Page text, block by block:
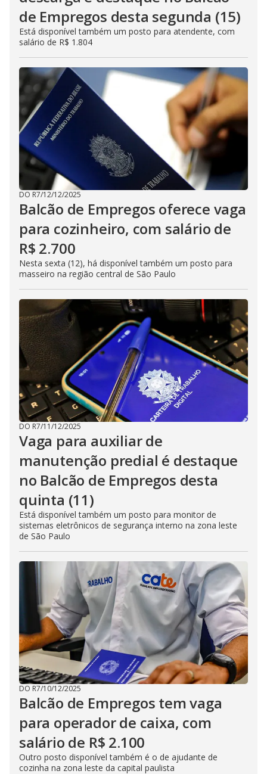
de Empregos desta segunda (15)
Está disponível também um posto para atendente, com
salário de R$ 1.804
DO R7/12/12/2025
Balcão de Empregos oferece vaga
para cozinheiro, com salário de
R$ 2.700
Nesta sexta (12), há disponível também um posto para
masseiro na região central de São Paulo
DO R7/11/12/2025
Vaga para auxiliar de
manutenção predial é destaque
no Balcão de Empregos desta
quinta (11)
Está disponível também um posto para monitor de
sistemas eletrônicos de segurança interno na zona leste
de São Paulo
DO R7/10/12/2025
Balcão de Empregos tem vaga
para operador de caixa, com
salário de R$ 2.100
Outro posto disponível também é o de ajudante de
cozinha na zona leste da capital paulista